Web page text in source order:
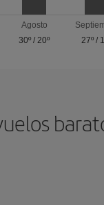
Agosto
30º /20º
27º/